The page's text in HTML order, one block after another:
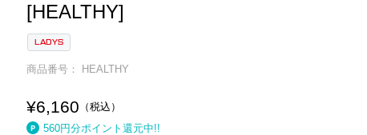
[HEALTHY]
LADYS
商品番号 HEALTHY
¥6,160
税込
560円分ポイント還元中!!